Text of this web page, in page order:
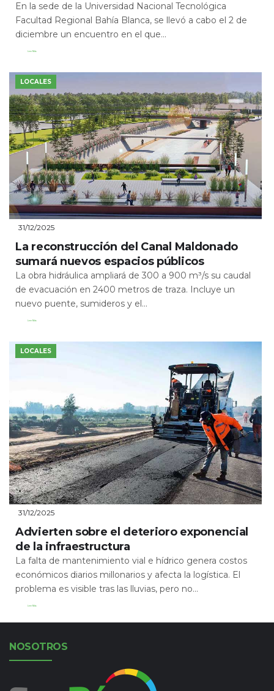
En la sede de la Universidad Nacional Tecnológica
Facultad Regional Bahía Blanca, se llevó a cabo el 2 de
diciembre un encuentro en el que...
Leer Más
LOCALES
31/12/2025
La reconstrucción del Canal Maldonado
sumará nuevos espacios públicos
La obra hidráulica ampliará de 300 a 900 m³/s su caudal
de evacuación en 2400 metros de traza. Incluye un
nuevo puente, sumideros y el...
Leer Más
LOCALES
31/12/2025
Advierten sobre el deterioro exponencial
de la infraestructura
La falta de mantenimiento vial e hídrico genera costos
económicos diarios millonarios y afecta la logística. El
problema es visible tras las lluvias, pero no...
Leer Más
NOSOTROS